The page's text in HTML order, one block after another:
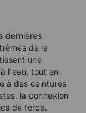
dernières
de la
une
l'eau, tout en
à des ceintures
la connexion
de force.